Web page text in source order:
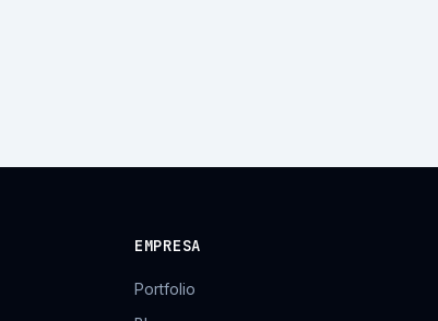
EMPRESA
Portfolio